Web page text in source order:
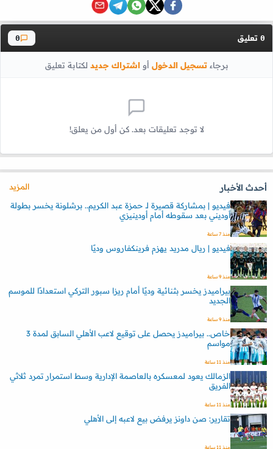
0 تعليق 0
برجاءتسجيل الدخول أواشتراك جديد لكتابة تعليق
لا توجد تعليقات بعد. كن أول من يعلق!
أحدث الأخبار
المزيد
فيديو | بمشاركة قصيرة لـ حمزة عبد الكريم.. برشلونة يخسر بطولة
أوديني بعد سقوطه أمام أودينيزي
منذ 7 ساعة
فيديو | ريال مدريد يهزم فرينكفاروس وديًا
منذ 9 ساعة
بيراميدز يخسر بثنائية وديًا أمام ريزا سبور التركي استعدادًا للموسم
الجديد
منذ 9 ساعة
خاص.. بيراميدز يحصل على توقيع لاعب الأهلي السابق لمدة 3
مواسم
منذ 11 ساعة
الزمالك يعود لمعسكره بالعاصمة الإدارية وسط استمرار تمرد ثلاثي
الفريق
منذ 11 ساعة
تقارير: صن داونز يرفض بيع لاعبه إلى الأهلي
منذ 11 ساعة